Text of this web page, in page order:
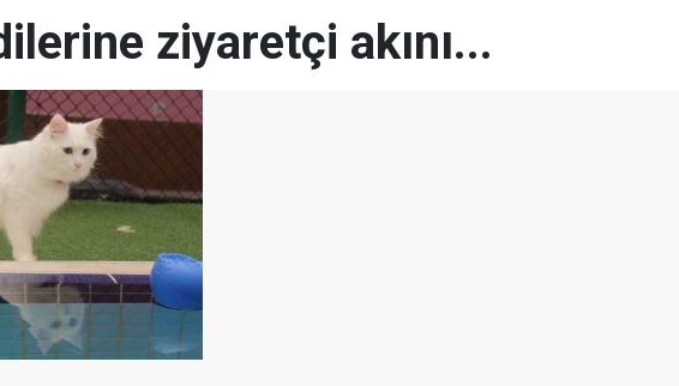
ziyaretçi akını...